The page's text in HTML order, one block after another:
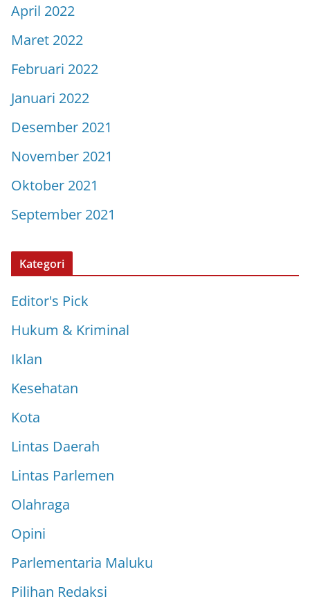
April 2022
Maret 2022
Februari 2022
Januari 2022
Desember 2021
November 2021
Oktober 2021
September 2021
Kategori
Editor's Pick
Hukum & Kriminal
Iklan
Kesehatan
Kota
Lintas Daerah
Lintas Parlemen
Olahraga
Opini
Parlementaria Maluku
Pilihan Redaksi